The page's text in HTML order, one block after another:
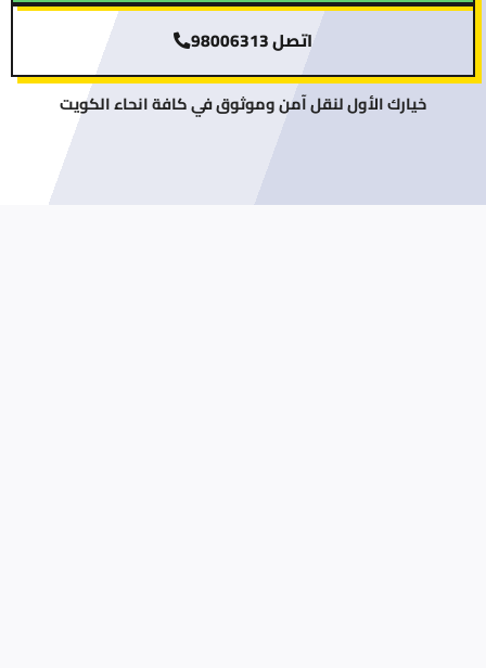
اتصل 98006313
خيارك الأول لنقل آمن وموثوق في كافة انحاء الكويت